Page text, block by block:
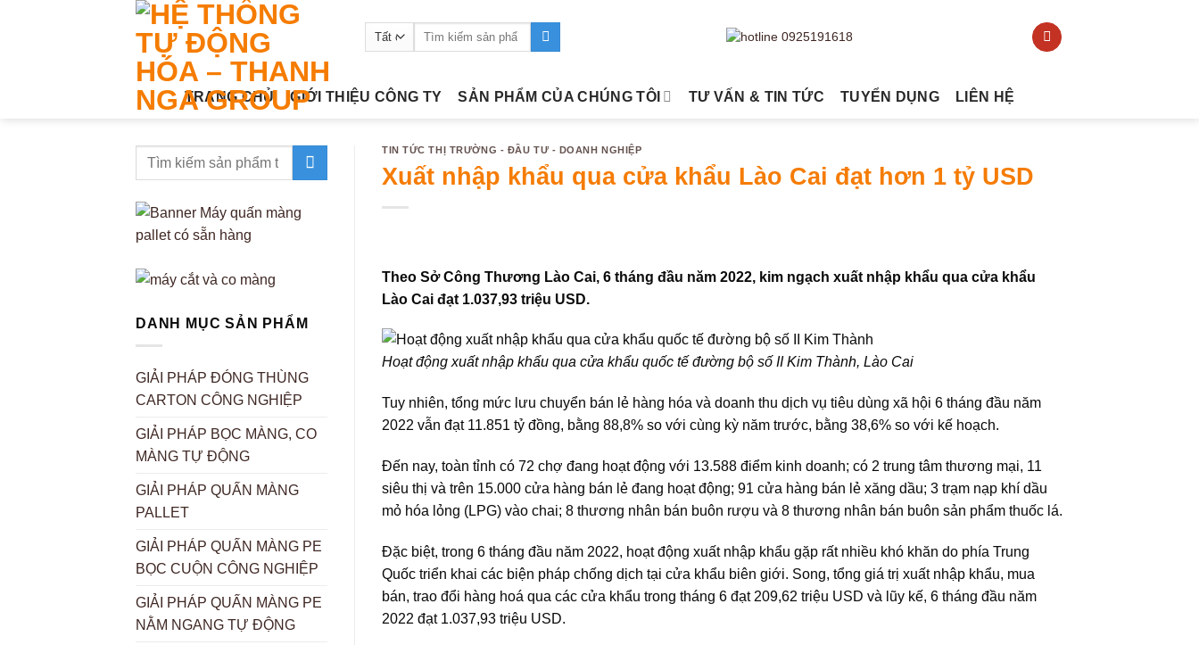
Tìm
TRANG CHỦ GIỚI THIỆU CÔNG TY SẢN PHẨM CỦA CHÚNG TÔI TƯ VẤN & TIN TỨC TUYỂN DỤNG LIÊN HỆ
DANH MỤC SẢN PHẨM
GIẢI PHÁP ĐÓNG THÙNG
CARTON CÔNG NGHIỆP
GIẢI PHÁP BỌC MÀNG, CO
MÀNG TỰ ĐỘNG
GIẢI PHÁP QUẤN MÀNG
PALLET
GIẢI PHÁP QUẤN MÀNG PE
BỌC CUỘN CÔNG NGHIỆP
GIẢI PHÁP QUẤN MÀNG PE
NẰM NGANG TỰ ĐỘNG
TIN TỨC THỊ TRƯỜNG - ĐẦU TƯ - DOANH NGHIỆP
Xuất nhập khẩu qua cửa khẩu Lào Cai đạt hơn 1 tỷ USD
Theo Sở Công Thương Lào Cai, 6 tháng đầu năm 2022, kim ngạch xuất nhập khẩu qua cửa khẩu
Lào Cai đạt 1.037,93 triệu USD.
Hoạt động xuất nhập khẩu qua cửa khẩu quốc tế đường bộ số II Kim Thành, Lào Cai
Tuy nhiên, tổng mức lưu chuyển bán lẻ hàng hóa và doanh thu dịch vụ tiêu dùng xã hội 6 tháng đầu năm
2022 vẫn đạt 11.851 tỷ đồng, bằng 88,8% so với cùng kỳ năm trước, bằng 38,6% so với kế hoạch.
Đến nay, toàn tỉnh có 72 chợ đang hoạt động với 13.588 điểm kinh doanh; có 2 trung tâm thương mại, 11
siêu thị và trên 15.000 cửa hàng bán lẻ đang hoạt động; 91 cửa hàng bán lẻ xăng dầu; 3 trạm nạp khí dầu
mỏ hóa lỏng (LPG) vào chai; 8 thương nhân bán buôn rượu và 8 thương nhân bán buôn sản phẩm thuốc lá.
Đặc biệt, trong 6 tháng đầu năm 2022, hoạt động xuất nhập khẩu gặp rất nhiều khó khăn do phía Trung
Quốc triển khai các biện pháp chống dịch tại cửa khẩu biên giới. Song, tổng giá trị xuất nhập khẩu, mua
bán, trao đổi hàng hoá qua các cửa khẩu trong tháng 6 đạt 209,62 triệu USD và lũy kế, 6 tháng đầu năm
2022 đạt 1.037,93 triệu USD.